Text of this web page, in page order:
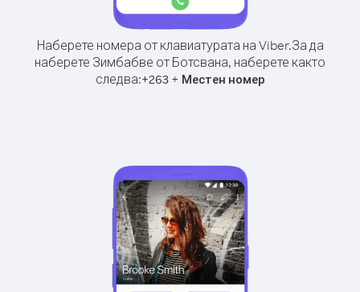
Наберете номера от клавиатурата на Viber.За да
наберете Зимбабве от Ботсвана, наберете както
следва:+263+ Местен номер